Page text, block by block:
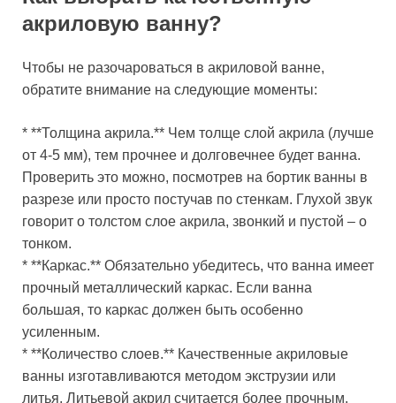
акриловую ванну?
Чтобы не разочароваться в акриловой ванне,
обратите внимание на следующие моменты:
* **Толщина акрила.** Чем толще слой акрила (лучше
от 4-5 мм), тем прочнее и долговечнее будет ванна.
Проверить это можно, посмотрев на бортик ванны в
разрезе или просто постучав по стенкам. Глухой звук
говорит о толстом слое акрила, звонкий и пустой – о
тонком.
* **Каркас.** Обязательно убедитесь, что ванна имеет
прочный металлический каркас. Если ванна
большая, то каркас должен быть особенно
усиленным.
* **Количество слоев.** Качественные акриловые
ванны изготавливаются методом экструзии или
литья. Литьевой акрил считается более прочным.